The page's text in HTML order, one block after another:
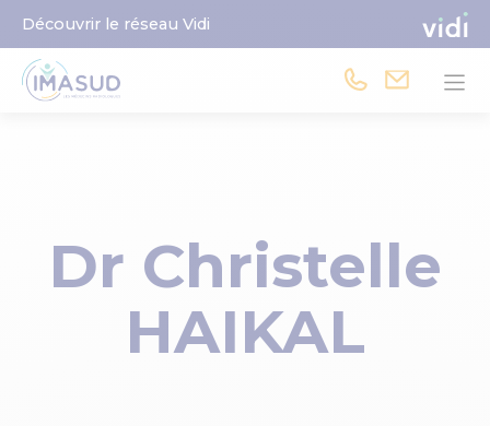
Découvrir le réseau Vidi
Dr Christelle
HAIKAL